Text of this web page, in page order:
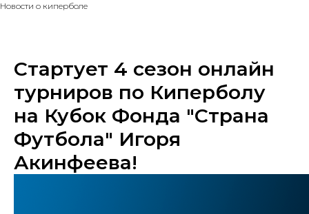
Новости о киперболе
Стартует 4 сезон онлайн
турниров по Киперболу
на Кубок Фонда "Страна
Футбола" Игоря
Акинфеева!